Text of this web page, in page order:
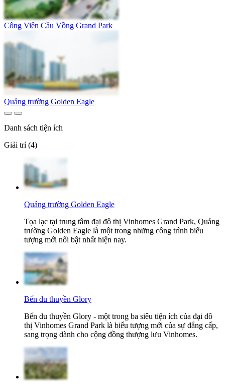
Công Viên Cầu Vồng Grand Park
Quảng trường Golden Eagle
Danh sách tiện ích
Giải trí (4)
Quảng trường Golden Eagle
Tọa lạc tại trung tâm đại đô thị Vinhomes Grand Park, Quảng
trường Golden Eagle là một trong những công trình biểu
tượng mới nổi bật nhất hiện nay.
Bến du thuyền Glory
Bến du thuyền Glory - một trong ba siêu tiện ích của đại đô
thị Vinhomes Grand Park là biểu tượng mới của sự đẳng cấp,
sang trọng dành cho cộng đồng thượng lưu Vinhomes.